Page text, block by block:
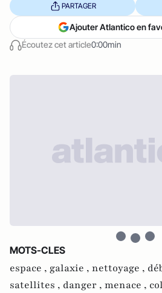
Écoutez cet article0:00min
PARTAGER
Ajouter Atlantico en
MOTS-CLES
espace , galaxie , nettoyage ,
satellites , danger , menace ,